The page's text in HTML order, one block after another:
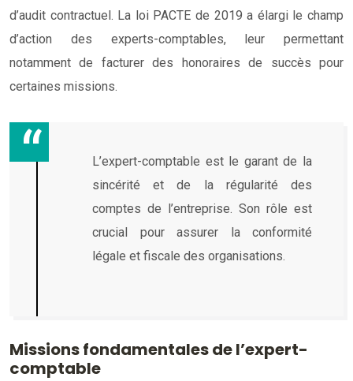
d’audit contractuel. La loi PACTE de 2019 a élargi le champ
d’action des experts-comptables, leur permettant
notamment de facturer des honoraires de succès pour
certaines missions.
L’expert-comptable est le garant de la
sincérité et de la régularité des
comptes de l’entreprise. Son rôle est
crucial pour assurer la conformité
légale et fiscale des organisations.
Missions fondamentales de l’expert-
comptable